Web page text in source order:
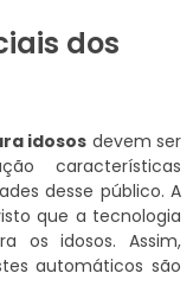
dos
idosos devem ser
características
desse público. A
que a tecnologia
os idosos. Assim,
automáticos são